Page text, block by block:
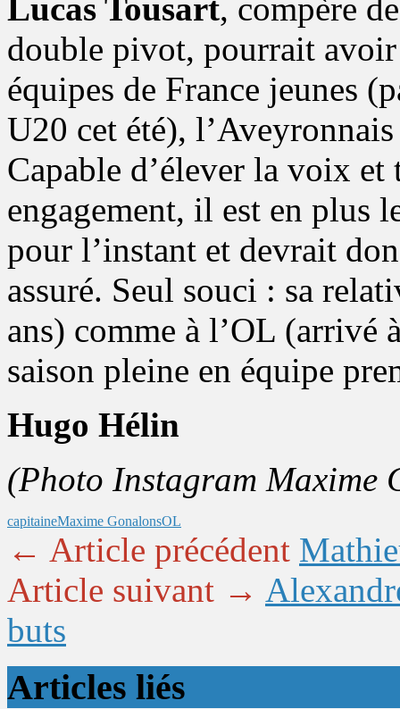
Lucas Tousart, compère
double pivot, pourrait
équipes de France jeunes
U20 cet été),
Capable d’élever la voix
engagement, il est en plus
pour l’instant et devrait
assuré. Seul souci : sa
ans) comme à l’OL (arrivé
saison pleine en équipe
Hugo Hélin
(Photo Instagram Maxime
capitaineMaxime GonalonsOL
← Article précédent
Article suivant →
buts
Articles liés